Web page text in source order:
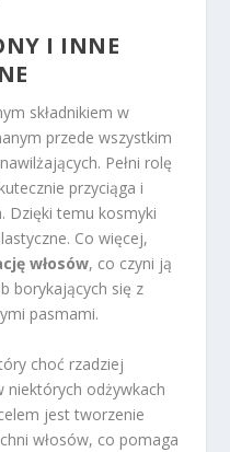
I INNE
składnikiem w
przede wszystkim
Pełni rolę
przyciąga i
Dzięki temu kosmyki
Co więcej,
włosów, co czyni ją
borykających się z
pasmami.
choć rzadziej
niektórych odżywkach
jest tworzenie
włosów, co pomaga